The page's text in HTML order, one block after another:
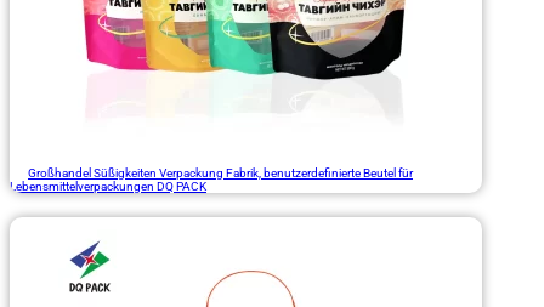
Großhandel Süßigkeiten Verpackung Fabrik, benutzerdefinierte Beutel für
Lebensmittelverpackungen DQ PACK